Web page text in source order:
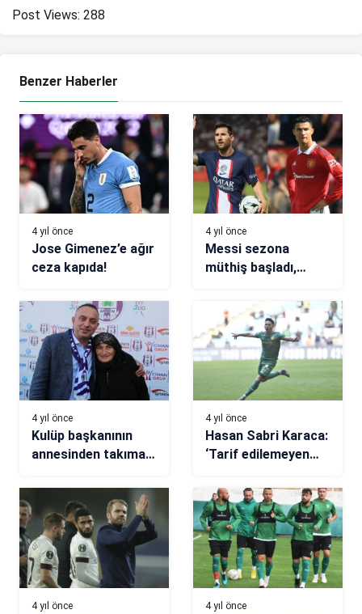
Post Views: 288
Benzer Haberler
4 yıl önce
Jose Gimenez’e ağır
ceza kapıda!
4 yıl önce
Messi sezona
müthiş başladı,
ise krizde
4 yıl önce
Kulüp başkanının
annesinden takıma
4 yıl önce
Hasan Sabri Karaca:
‘Tarif edilemeyen
4 yıl önce 4 yıl önce